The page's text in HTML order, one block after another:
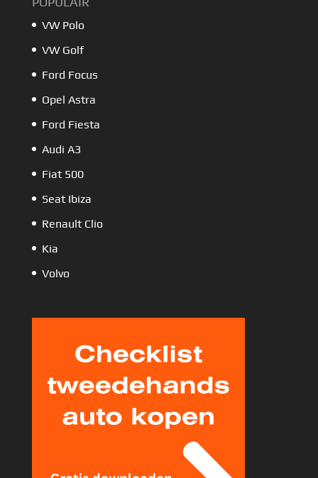
VW Polo
VW Golf
Ford Focus
Opel Astra
Ford Fiesta
Audi A3
Fiat 500
Seat Ibiza
Renault Clio
Kia
Volvo